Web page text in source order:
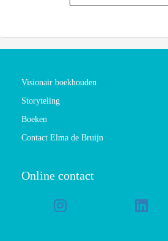
Visionair boekhouden
Storyteling
Boeken
Contact Elma de Bruijn
Online contact